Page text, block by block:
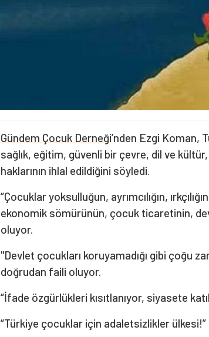
Gündem Çocuk Derneği’nden Ezgi Koman,
sağlık, eğitim, güvenli bir çevre, dil ve
haklarının ihlal edildiğini söyledi.
“Çocuklar yoksulluğun, ayrımcılığın,
ekonomik sömürünün, çocuk ticaretinin,
oluyor.
"Devlet çocukları koruyamadığı gibi çoğu
doğrudan faili oluyor.
“İfade özgürlükleri kısıtlanıyor, siyasete
“Türkiye çocuklar için adaletsizlikler ülkesi!”